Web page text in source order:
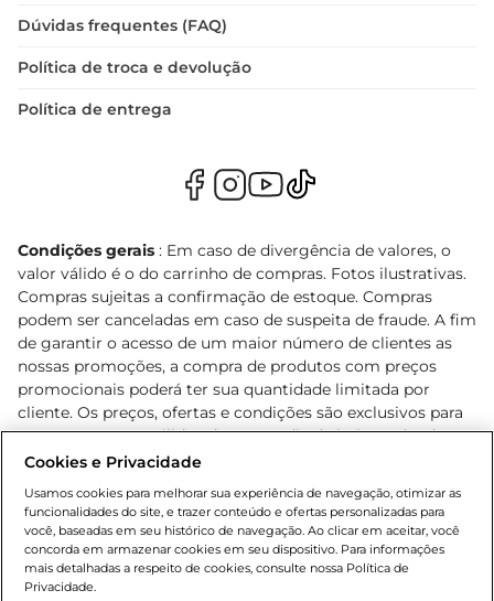
Dúvidas frequentes (FAQ)
Política de troca e devolução
Política de entrega
Condições gerais : Em caso de divergência de valores, o
valor válido é o do carrinho de compras. Fotos ilustrativas.
Compras sujeitas a confirmação de estoque. Compras
podem ser canceladas em caso de suspeita de fraude. A fim
de garantir o acesso de um maior número de clientes as
nossas promoções, a compra de produtos com preços
promocionais poderá ter sua quantidade limitada por
cliente. Os preços, ofertas e condições são exclusivos para
o e-commerce e válidos durante o dia de hoje, podendo
sofrer alterações sem prévia notificação. Proibida a venda
Lei n.º 8069/90, art. 81, inciso II (Estatuto da Criança e do
Adolescente). Preços e condições exclusivos para o
www.bretas.com.br, podendo sofrer alterações sem aviso
prévio. O valor mínimo para as compras on-line é de R$
Cookies e Privacidade
Usamos cookies para melhorar sua experiência de navegação, otimizar as
funcionalidades do site, e trazer conteúdo e ofertas personalizadas para
você, baseadas em seu histórico de navegação. Ao clicar em aceitar, você
concorda em armazenar cookies em seu dispositivo. Para informações
mais detalhadas a respeito de cookies, consulte nossa Política de
Privacidade.